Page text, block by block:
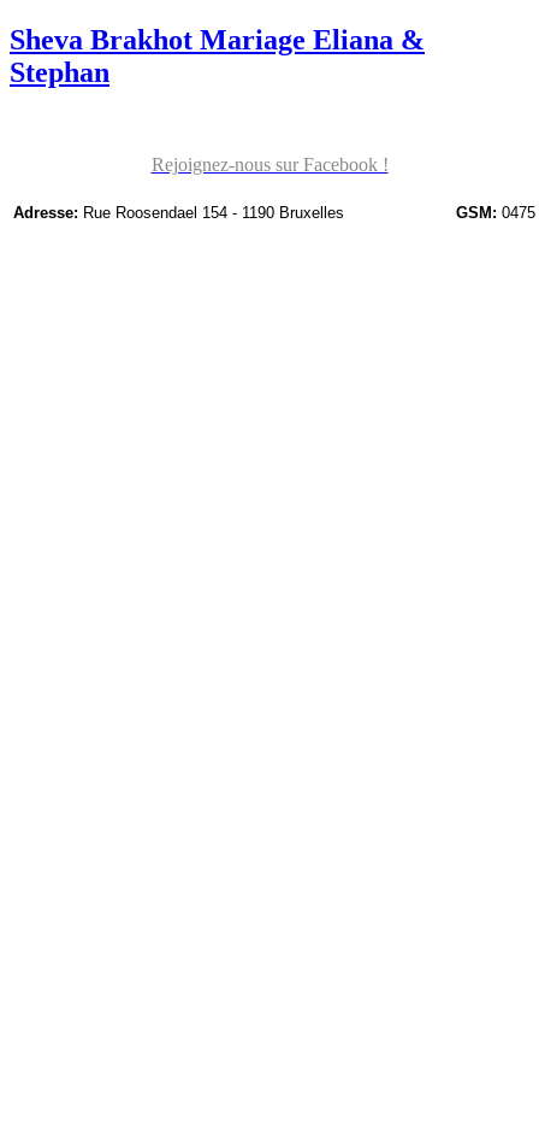
Sheva Brakhot Mariage Eliana &
Stephan
Rejoignez-nous sur Facebook !
Adresse: Rue Roosendael 154 - 1190 Bruxelles GSM: